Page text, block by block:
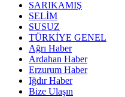
SARIKAMIŞ
SELİM
SUSUZ
TÜRKİYE GENEL
Ağrı Haber
Ardahan Haber
Erzurum Haber
Iğdır Haber
Bize Ulaşın